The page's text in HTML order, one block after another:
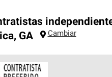
, GA Cambiar